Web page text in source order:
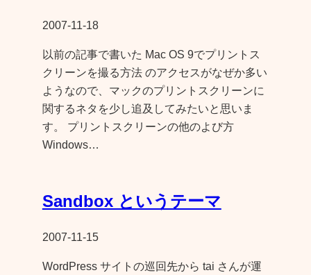
2007-11-18
以前の記事で書いた Mac OS 9でプリントス
クリーンを撮る方法 のアクセスがなぜか多い
ようなので、マックのプリントスクリーンに
関するネタを少し追及してみたいと思いま
す。 プリントスクリーンの他のよび方
Windows…
Sandbox というテーマ
2007-11-15
WordPress サイトの巡回先から tai さんが運